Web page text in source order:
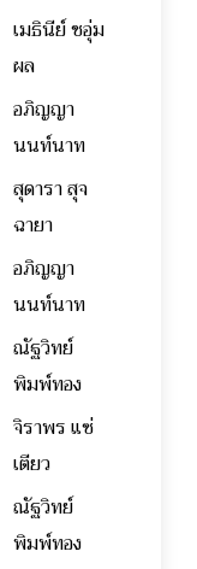
เมธินีย์ ชอุ่ม
ผล
อภิญญา
นนท์นาท
สุดารา สุจ
ฉายา
อภิญญา
นนท์นาท
ณัฐวิทย์
พิมพ์ทอง
จิราพร แซ่
เตียว
ณัฐวิทย์
พิมพ์ทอง